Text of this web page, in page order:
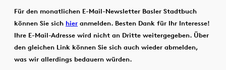
Für den monatlichen E-Mail-Newsletter Basler Stadtbuch
können Sie sich hier anmelden. Besten Dank für Ihr Interesse!
Ihre E-Mail-Adresse wird nicht an Dritte weitergegeben. Über
den gleichen Link können Sie sich auch wieder abmelden,
was wir allerdings bedauern würden.